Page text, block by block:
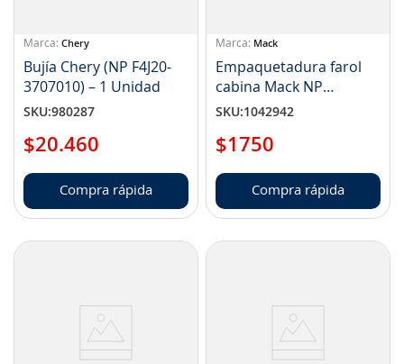
Chery
Bujía Chery (NP F4J20-
3707010) – 1 Unidad
SKU:980287
$20.460
Compra rápida
Mack
Empaquetadura farol
cabina Mack NP
25625229
SKU:1042942
$1750
Compra rápida